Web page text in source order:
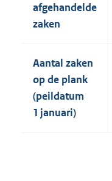
afgehandelde
zaken
Aantal zaken
op de plank
(peildatum
1 januari)